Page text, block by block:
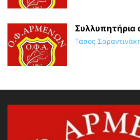
Συλλυπητήρια
Τάσος